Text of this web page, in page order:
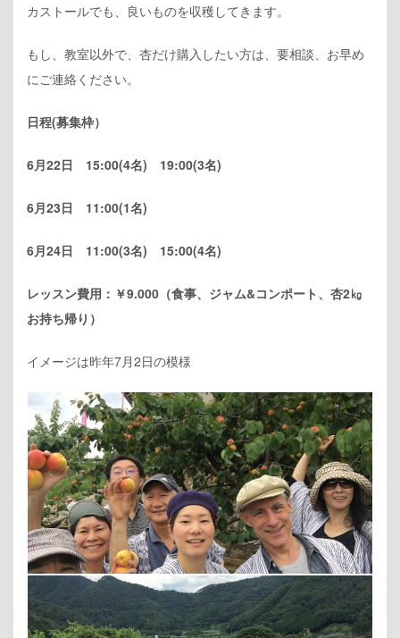
カストールでも、良いものを収穫してきます。
もし、教室以外で、杏だけ購入したい方は、要相談、お早め
にご連絡ください。
日程(募集枠）
6月22日 15:00(4名) 19:00(3名)
6月23日 11:00(1名)
6月24日 11:00(3名) 15:00(4名)
レッスン費用：￥9.000（食事、ジャム&コンポート、杏2㎏
お持ち帰り）
イメージは昨年7月2日の模様